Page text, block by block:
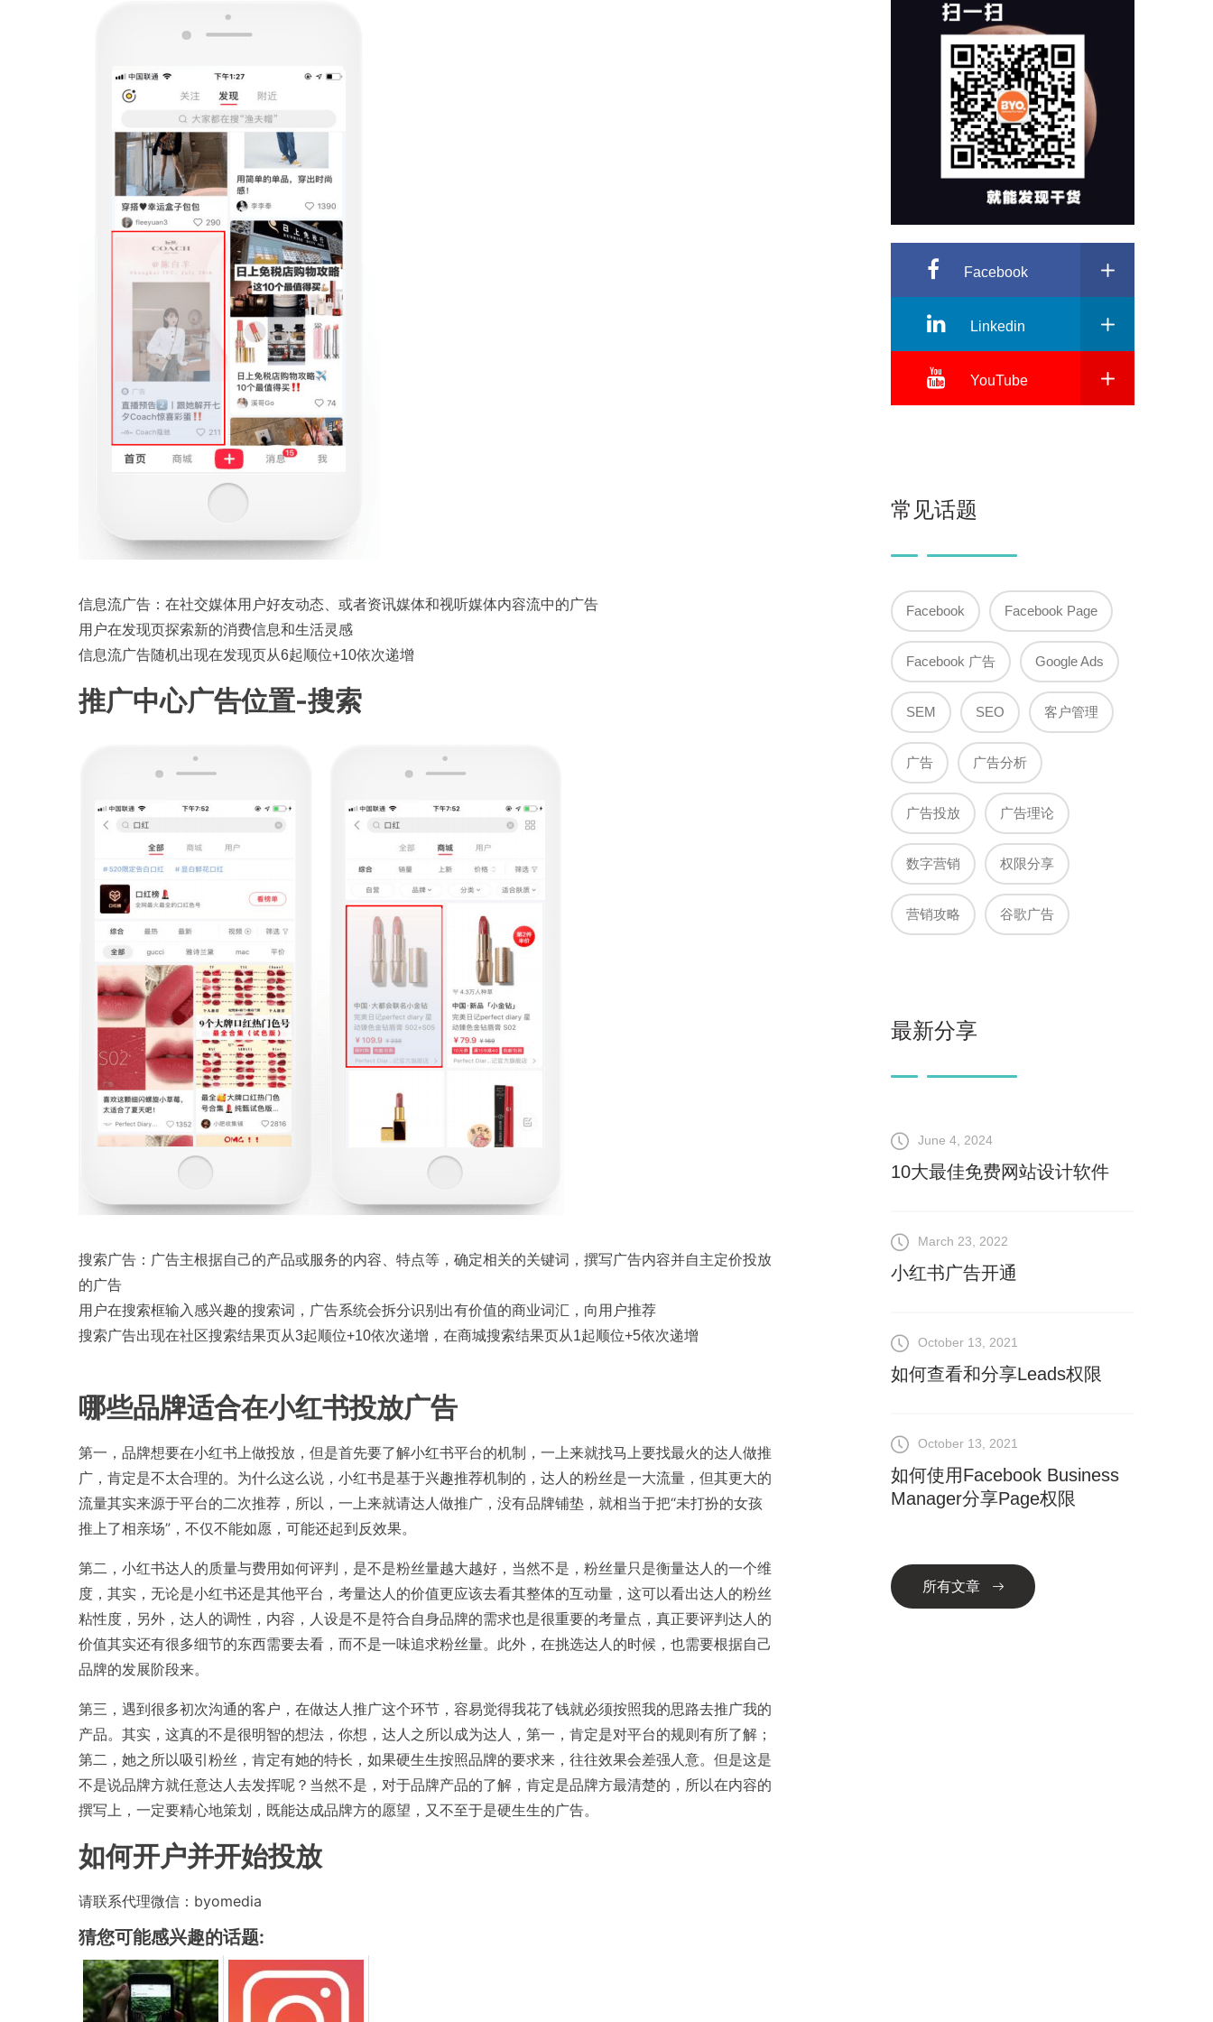
信息流广告：在社交媒体用户好友动态、或者资讯媒体和视听媒体内容流中的广告
用户在发现页探索新的消费信息和生活灵感
信息流广告随机出现在发现页从6起顺位+10依次递增
推广中心广告位置-搜索
搜索广告：广告主根据自己的产品或服务的内容、特点等，确定相关的关键词，撰写广告内容并自主定价投放
的广告
用户在搜索框输入感兴趣的搜索词，广告系统会拆分识别出有价值的商业词汇，向用户推荐
搜索广告出现在社区搜索结果页从3起顺位+10依次递增，在商城搜索结果页从1起顺位+5依次递增
哪些品牌适合在小红书投放广告
第一，品牌想要在小红书上做投放，但是首先要了解小红书平台的机制，一上来就找马上要找最火的达人做推
广，肯定是不太合理的。为什么这么说，小红书是基于兴趣推荐机制的，达人的粉丝是一大流量，但其更大的
流量其实来源于平台的二次推荐，所以，一上来就请达人做推广，没有品牌铺垫，就相当于把“未打扮的女孩
推上了相亲场”，不仅不能如愿，可能还起到反效果。
第二，小红书达人的质量与费用如何评判，是不是粉丝量越大越好，当然不是，粉丝量只是衡量达人的一个维
度，其实，无论是小红书还是其他平台，考量达人的价值更应该去看其整体的互动量，这可以看出达人的粉丝
粘性度，另外，达人的调性，内容，人设是不是符合自身品牌的需求也是很重要的考量点，真正要评判达人的
价值其实还有很多细节的东西需要去看，而不是一味追求粉丝量。此外，在挑选达人的时候，也需要根据自己
品牌的发展阶段来。
第三，遇到很多初次沟通的客户，在做达人推广这个环节，容易觉得我花了钱就必须按照我的思路去推广我的
产品。其实，这真的不是很明智的想法，你想，达人之所以成为达人，第一，肯定是对平台的规则有所了解；
第二，她之所以吸引粉丝，肯定有她的特长，如果硬生生按照品牌的要求来，往往效果会差强人意。但是这是
不是说品牌方就任意达人去发挥呢？当然不是，对于品牌产品的了解，肯定是品牌方最清楚的，所以在内容的
撰写上，一定要精心地策划，既能达成品牌方的愿望，又不至于是硬生生的广告。
如何开户并开始投放
请联系代理微信：byomedia
猜您可能感兴趣的话题:
Facebook
Linkedin
YouTube
常见话题
Facebook Facebook Page
Facebook 广告 Google Ads
SEM SEO 客户管理
广告 广告分析
广告投放 广告理论
数字营销 权限分享
营销攻略 谷歌广告
最新分享
June 4, 2024
10大最佳免费网站设计软件
March 23, 2022
小红书广告开通
October 13, 2021
如何查看和分享Leads权限
October 13, 2021
如何使用Facebook Business
Manager分享Page权限
所有文章